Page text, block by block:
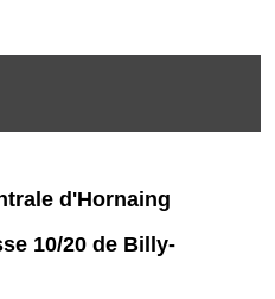
d'Hornaing
10/20 de Billy-